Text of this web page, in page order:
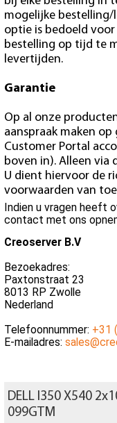
mogelijke
optie is bedoeld
bestelling op tijd te
levertijden.
Garantie
Op al onze
aanspraak maken
Customer Portal
boven in). Alleen via
U dient hiervoor de
voorwaarden van
Indien u vragen heeft
contact met ons
Creoserver B.V
Bezoekadres:
Paxtonstraat 23
8013 RP Zwolle
Nederland
Telefoonnummer: +31
E-mailadres:
DELL I350 X540
099GTM